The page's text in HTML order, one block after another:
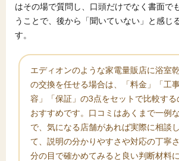
はその場で質問し、口頭だけでなく書面で
うことで、後から「聞いていない」と感じ
す。
エディオンのような家電量販店に浴室
の交換を任せる場合は、「料金」「工
容」「保証」の3点をセットで比較する
おすすめです。口コミはあくまで一例
で、気になる店舗があれば実際に相談
て、説明の分かりやすさや対応の丁寧
分の目で確かめてみると良い判断材料